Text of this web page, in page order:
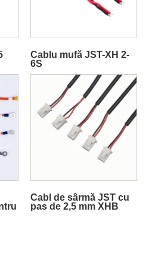
Cablu mufă JST-XH 2-
6S
Cabl de sârmă JST cu
pas de 2,5 mm XHB